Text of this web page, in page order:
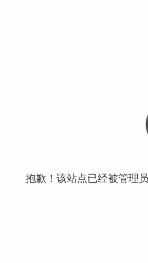
抱歉！该站点已经被管理